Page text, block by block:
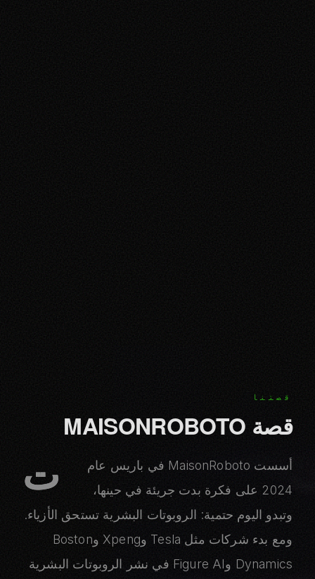
قصتنا
قصة MAISONROBOTO
ت
أسست MaisonRoboto في باريس عام
2024 على فكرة بدت جريئة في حينها،
وتبدو اليوم حتمية: الروبوتات البشرية تستحق الأزياء.
ومع بدء شركات مثل Tesla وXpeng وBoston
Dynamics وFigure AI في نشر الروبوتات البشرية